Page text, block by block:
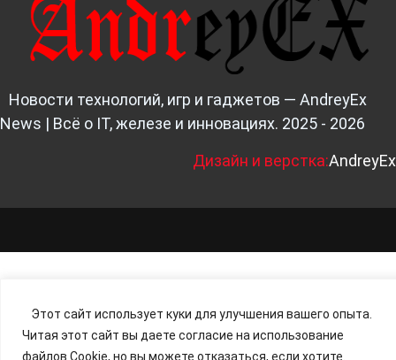
Этот сайт использует куки для улучшения вашего опыта.
Читая этот сайт вы даете согласие на использование
файлов Cookie, но вы можете отказаться, если хотите.
Новости технологий, игр и гаджетов — AndreyEx
News | Всё о IT, железе и инновациях. 2025 - 2026
Дизайн и верстка:AndreyEx